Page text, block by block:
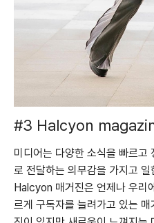
#3 Halcyon
미디어는 다양한 소식을 빠르고
로 전달하는 의무감을 가지고
Halcyon 매거진은 언제나 우리
르게 구독자를 늘려가고 있는